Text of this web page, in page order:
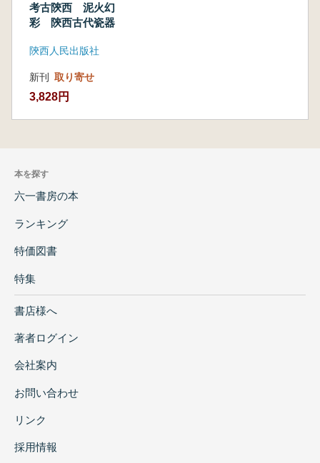
考古陝西 泥火幻
彩 陝西古代瓷器
陝西人民出版社
新刊 取り寄せ
3,828円
本を探す
六一書房の本
ランキング
特価図書
特集
書店様へ
著者ログイン
会社案内
お問い合わせ
リンク
採用情報